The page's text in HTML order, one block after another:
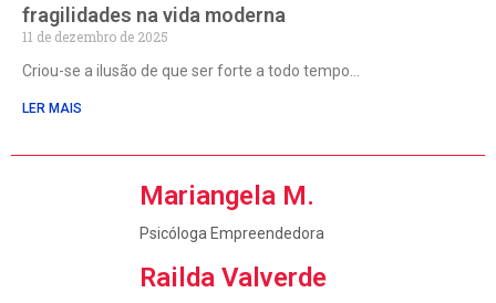
fragilidades na vida moderna
11 de dezembro de 2025
Criou-se a ilusão de que ser forte a todo tempo
LER MAIS
Mariangela M.
Psicóloga Empreendedora
Railda Valverde